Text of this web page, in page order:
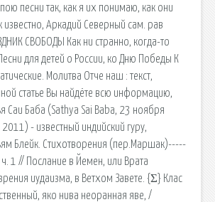
песни так, как я их понимаю, как они
известно, Аркадий Северный сам. рав
СВОБОДЫ Как ни странно, когда-то
для детей о России, ко Дню Победы К
Молитва Отче наш : текст,
статье Вы найдёте всю информацию,
Саи Баба (Sathya Sai Baba, 23 ноября
- известный индийский гуру,
Блейк. Стихотворения (пер.Маршак)-----
1 // Послание в Йемен, или Врата
иудаизма, в Ветхом Завете. {Σ} Клас
яко нива неоранная яве, /